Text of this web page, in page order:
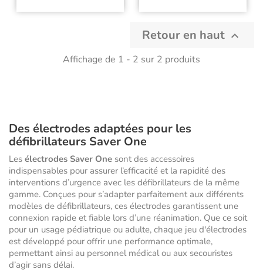
Retour en haut 
Affichage de 1 - 2 sur 2 produits
Des électrodes adaptées pour les
défibrillateurs Saver One
Les électrodes Saver One sont des accessoires
indispensables pour assurer l’efficacité et la rapidité des
interventions d’urgence avec les défibrillateurs de la même
gamme. Conçues pour s’adapter parfaitement aux différents
modèles de défibrillateurs, ces électrodes garantissent une
connexion rapide et fiable lors d’une réanimation. Que ce soit
pour un usage pédiatrique ou adulte, chaque jeu d'électrodes
est développé pour offrir une performance optimale,
permettant ainsi au personnel médical ou aux secouristes
d’agir sans délai.